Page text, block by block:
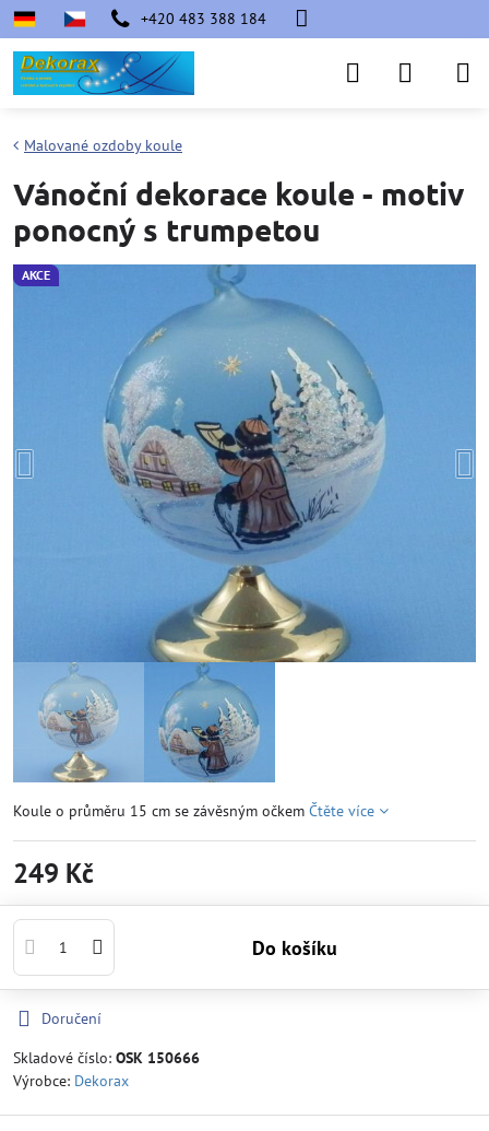
+420 483 388 184
AKCE
Malované ozdoby koule
Vánoční dekorace koule - motiv
ponocný s trumpetou
Koule o průměru 15 cm se závěsným očkem Čtěte více
249 Kč
Do košíku
Doručení
Skladové číslo: OSK 150666
Výrobce: Dekorax